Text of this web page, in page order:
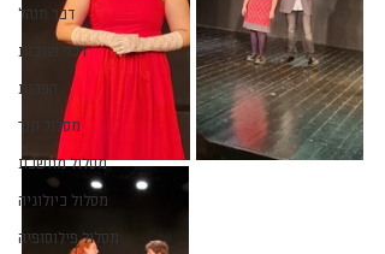
דבר מנהל
רכזי שכבות
הפקות
מסלול תנך
מסלול מחשבת
מסלול ביולוגיה
מסלול פילוסופיה